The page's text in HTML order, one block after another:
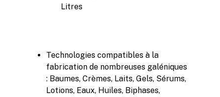
Litres
Technologies compatibles à la
fabrication de nombreuses galéniques
: Baumes, Crèmes, Laits, Gels, Sérums,
Lotions, Eaux, Huiles, Biphases,